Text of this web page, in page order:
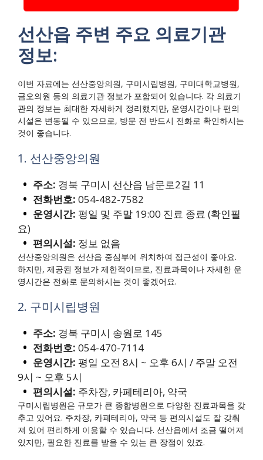
선산읍 주변 주요 의료기관
정보:
이번 자료에는 선산중앙의원, 구미시립병원, 구미대학교병원,
금오의원 등의 의료기관 정보가 포함되어 있습니다. 각 의료기
관의 정보는 최대한 자세하게 정리했지만, 운영시간이나 편의
시설은 변동될 수 있으므로, 방문 전 반드시 전화로 확인하시는
것이 좋습니다.
1. 선산중앙의원
주소: 경북 구미시 선산읍 남문로2길 11
전화번호: 054-482-7582
운영시간: 평일 및 주말 19:00 진료 종료 (확인필
요)
편의시설: 정보 없음
선산중앙의원은 선산읍 중심부에 위치하여 접근성이 좋아요.
하지만, 제공된 정보가 제한적이므로, 진료과목이나 자세한 운
영시간은 전화로 문의하시는 것이 좋겠어요.
2. 구미시립병원
주소: 경북 구미시 송원로 145
전화번호: 054-470-7114
운영시간: 평일 오전 8시 ~ 오후 6시 / 주말 오전
9시 ~ 오후 5시
편의시설: 주차장, 카페테리아, 약국
구미시립병원은 규모가 큰 종합병원으로 다양한 진료과목을 갖
추고 있어요. 주차장, 카페테리아, 약국 등 편의시설도 잘 갖춰
져 있어 편리하게 이용할 수 있습니다. 선산읍에서 조금 떨어져
있지만, 필요한 진료를 받을 수 있는 큰 장점이 있죠.